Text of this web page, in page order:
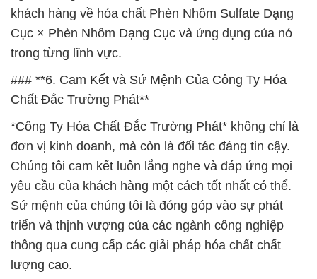
khách hàng về hóa chất Phèn Nhôm Sulfate Dạng
Cục × Phèn Nhôm Dạng Cục và ứng dụng của nó
trong từng lĩnh vực.
### **6. Cam Kết và Sứ Mệnh Của Công Ty Hóa
Chất Đắc Trường Phát**
*Công Ty Hóa Chất Đắc Trường Phát* không chỉ là
đơn vị kinh doanh, mà còn là đối tác đáng tin cậy.
Chúng tôi cam kết luôn lắng nghe và đáp ứng mọi
yêu cầu của khách hàng một cách tốt nhất có thể.
Sứ mệnh của chúng tôi là đóng góp vào sự phát
triển và thịnh vượng của các ngành công nghiệp
thông qua cung cấp các giải pháp hóa chất chất
lượng cao.